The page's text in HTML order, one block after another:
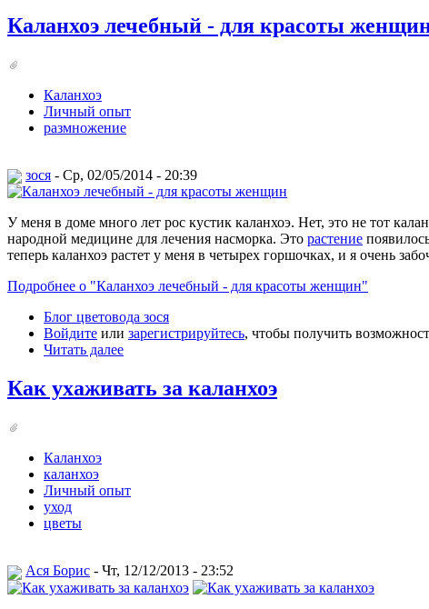
Каланхоэ лечебный - для красоты
Каланхоэ
Личный опыт
размножение
зося - Ср, 02/05/2014 - 20:39
У меня в доме много лет рос кустик каланхоэ. Нет, это не тот
народной медицине для лечения насморка. Это растение
теперь каланхоэ растет у меня в четырех горшочках, и я очень
Подробнее о "Каланхоэ лечебный - для красоты женщин"
Блог цветовода зося
Войдите или зарегистрируйтесь, чтобы получить
Читать далее
Как ухаживать за каланхоэ
Каланхоэ
каланхоэ
Личный опыт
уход
цветы
Ася Борис - Чт, 12/12/2013 - 23:52